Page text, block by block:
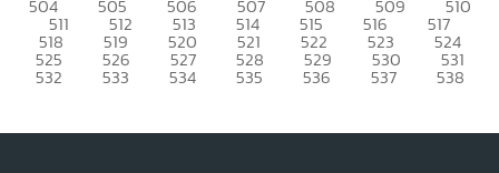
504 505 506 507 508 509 510
511 512 513 514 515 516 517
518 519 520 521 522 523 524
525 526 527 528 529 530 531
532 533 534 535 536 537 538